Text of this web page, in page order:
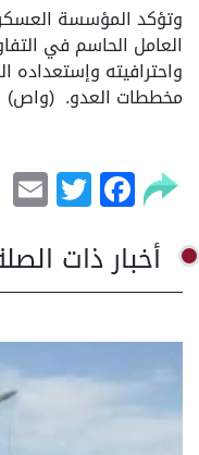
وتؤكد المؤسسة
العامل الحاسم في
واحترافيته وإستعداده
مخططات العدو. (واص)
أخبار ذات